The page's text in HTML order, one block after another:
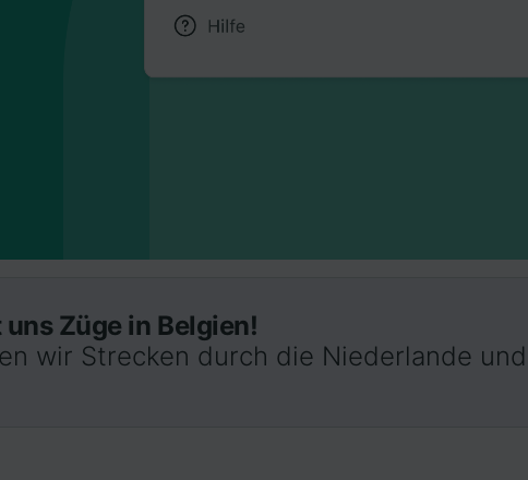
Züge in Belgien!
wir Strecken durch die Niederlande und